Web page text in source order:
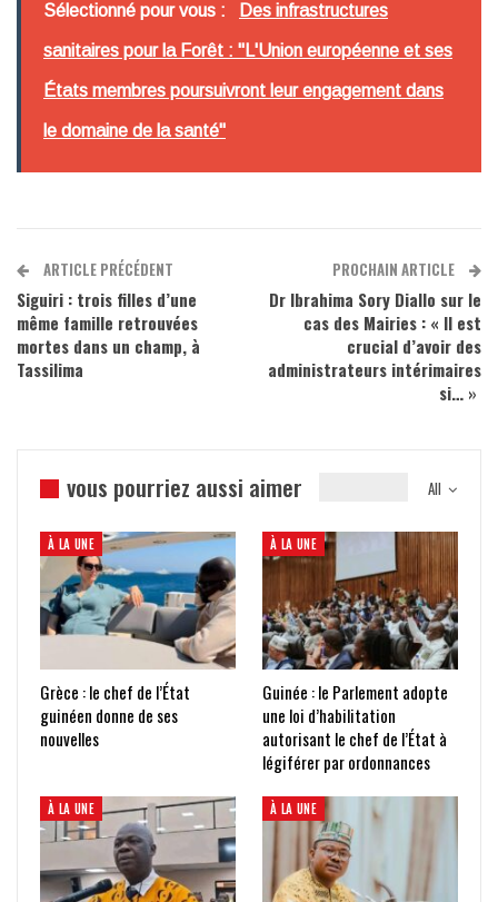
Sélectionné pour vous : Des infrastructures
sanitaires pour la Forêt : "L'Union européenne et ses
États membres poursuivront leur engagement dans
le domaine de la santé"
ARTICLE PRÉCÉDENT
Siguiri : trois filles d’une
même famille retrouvées
mortes dans un champ, à
Tassilima
PROCHAIN ARTICLE
Dr Ibrahima Sory Diallo sur le
cas des Mairies : « Il est
crucial d’avoir des
administrateurs intérimaires
si… »
All
vous pourriez aussi aimer
À LA UNE
Grèce : le chef de l’État
guinéen donne de ses
nouvelles
À LA UNE
Guinée : le Parlement adopte
une loi d’habilitation
autorisant le chef de l’État à
légiférer par ordonnances
À LA UNE À LA UNE